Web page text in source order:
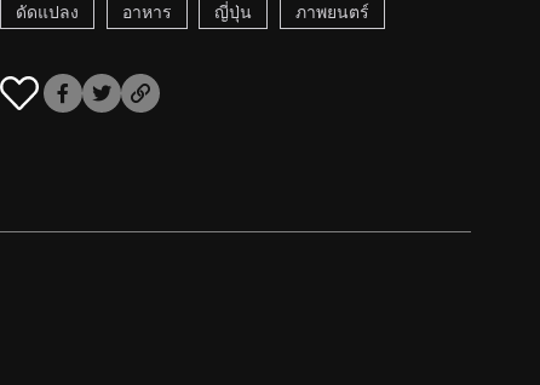
ดัดแปลง อาหาร ญี่ปุ่น ภาพยนตร์